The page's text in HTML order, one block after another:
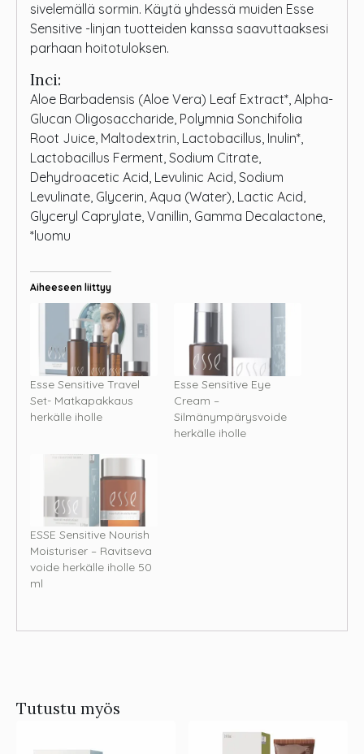
sivelemällä sormin. Käytä yhdessä muiden Esse
Sensitive -linjan tuotteiden kanssa saavuttaaksesi
parhaan hoitotuloksen.
Inci:
Aloe Barbadensis (Aloe Vera) Leaf Extract*, Alpha-
Glucan Oligosaccharide, Polymnia Sonchifolia
Root Juice, Maltodextrin, Lactobacillus, Inulin*,
Lactobacillus Ferment, Sodium Citrate,
Dehydroacetic Acid, Levulinic Acid, Sodium
Levulinate, Glycerin, Aqua (Water), Lactic Acid,
Glyceryl Caprylate, Vanillin, Gamma Decalactone,
*luomu
Aiheeseen liittyy
Esse Sensitive Travel
Set- Matkapakkaus
herkälle iholle
Esse Sensitive Eye
Cream –
Silmänympärysvoide
herkälle iholle
ESSE Sensitive Nourish
Moisturiser – Ravitseva
voide herkälle iholle 50
ml
Tutustu myös